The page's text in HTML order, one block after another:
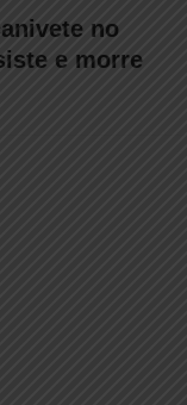
no
e morre